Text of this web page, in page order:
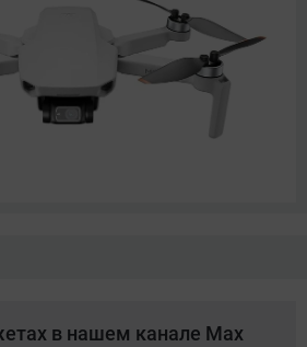
в нашем канале Max